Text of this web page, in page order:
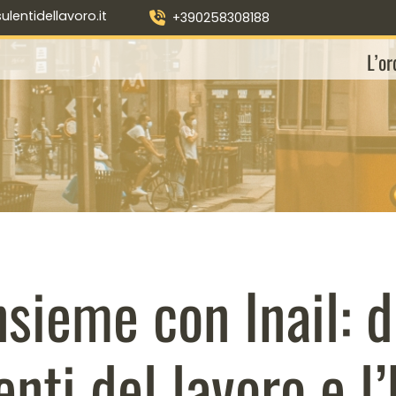
+390258308188
con Inail: